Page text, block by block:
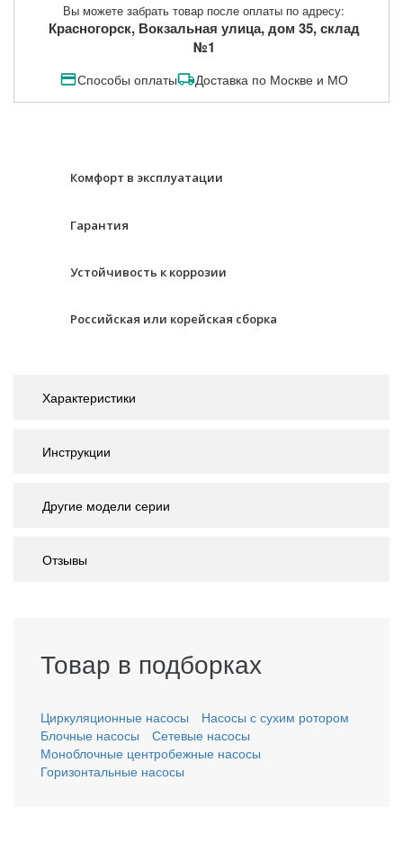
Вы можете забрать товар после оплаты по адресу:
Красногорск, Вокзальная улица, дом 35, склад
№1
Способы оплаты Доставка по Москве и МО
Комфорт в эксплуатации
Гарантия
Устойчивость к коррозии
Российская или корейская сборка
Характеристики
Инструкции
Другие модели серии
Отзывы
Товар в подборках
Циркуляционные насосы
Насосы с сухим ротором
Блочные насосы
Сетевые насосы
Моноблочные центробежные насосы
Горизонтальные насосы